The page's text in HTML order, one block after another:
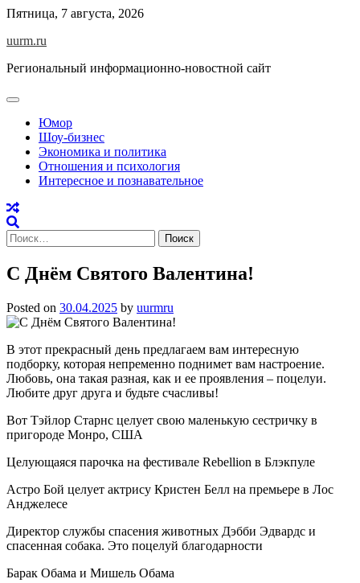
Skip
content
Пятница, 7 августа, 2026
uurm.ru
Региональный информационно-новостной сайт
Юмор
Шоу-бизнес
Экономика и политика
Отношения и психология
Интересное и познавательное
Найти:
C Днём Святого Валентина!
Posted on 30.04.2025 by uurmru
В этот прекрасный день предлагаем вам интересную
подборку, которая непременно поднимет вам настроение.
Любовь, она такая разная, как и ее проявления – поцелуи.
Любите друг друга и будьте счасливы!
Вот Тэйлор Старнс целует свою маленькую сестричку в
пригороде Монро, США
Целующаяся парочка на фестивале Rebellion в Блэкпуле
Астро Бой целует актрису Кристен Белл на премьере в Лос
Анджелесе
Директор службы спасения животных Дэбби Эдвардс и
спасенная собака. Это поцелуй благодарности
Барак Обама и Мишель Обама